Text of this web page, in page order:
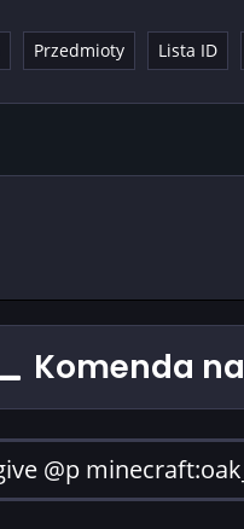
Przedmioty Lista ID
Komenda